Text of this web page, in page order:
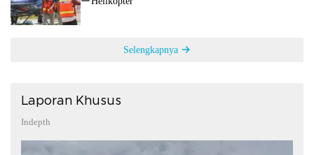
Selengkapnya
Laporan Khusus
Indepth